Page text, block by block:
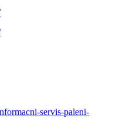
servis-paleni-